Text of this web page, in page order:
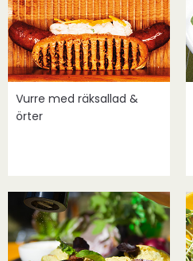
Vurre med räksallad &
örter